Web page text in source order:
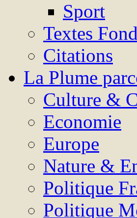
Sport
Textes
Citations
La Plume
Culture &
Economie
Europe
Nature &
Politique
Politique